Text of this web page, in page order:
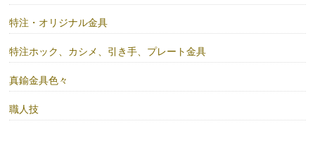
特注・オリジナル金具
特注ホック、カシメ、引き手、プレート金具
真鍮金具色々
職人技